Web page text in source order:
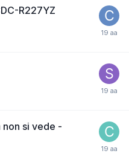
R227YZ
non si vede -